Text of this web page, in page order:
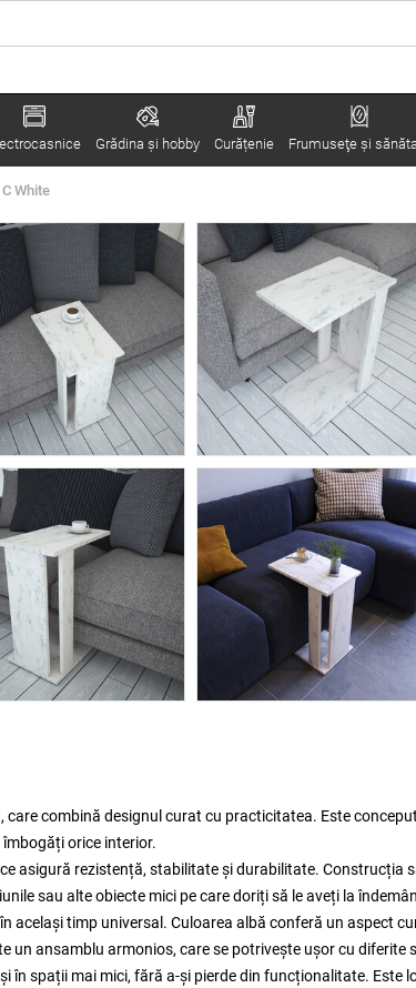
Grădina şi hobby Curățenie Frumuseţe şi
White
combină designul curat cu practicitatea. Este
orice interior.
asigură rezistență, stabilitate și durabilitate. Construcția
sau alte obiecte mici pe care doriți să le aveți la
același timp universal. Culoarea albă conferă un aspect
un ansamblu armonios, care se potrivește ușor cu diferite
în spații mai mici, fără a-și pierde din funcționalitate. Este